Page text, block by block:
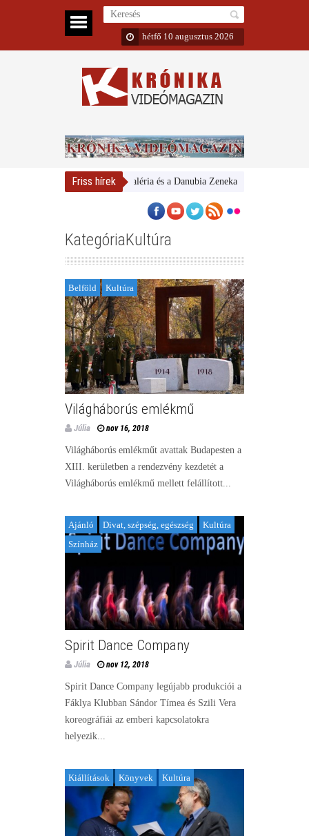
hétfő 10 augusztus 2026
Friss hírek
Magyar Nemzeti Galéria és a Danubia Zenekar
KategóriaKultúra
Belföld Kultúra
Világháborús emlékmű
Júlia nov 16, 2018
Világháborús emlékműt avattak Budapesten a
XIII. kerületben a rendezvény kezdetét a
Világháborús emlékmű mellett felállított...
Ajánló Divat, szépség, egészség
Kultúra
Színház
Spirit Dance Company
Júlia nov 12, 2018
Spirit Dance Company legújabb produkciói a
Fáklya Klubban Sándor Tímea és Szili Vera
koreográfiái az emberi kapcsolatokra
helyezik...
Kiállítások Könyvek Kultúra